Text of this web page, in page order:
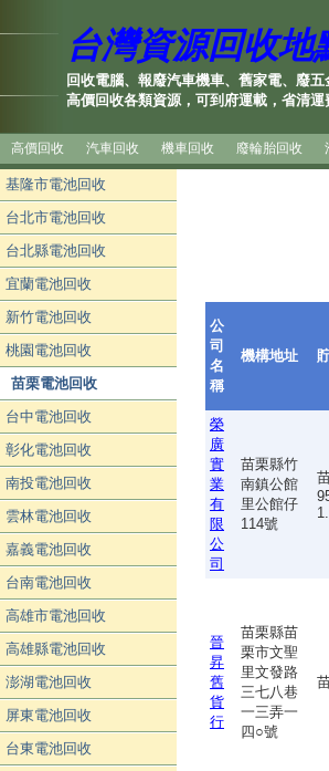
台灣資源回收地
回收電腦、報廢汽車機車、舊家電、廢
高價回收各類資源，可到府運載，省清
高價回收 汽車回收 機車回收 廢輪胎回收
基隆市電池回收
台北市電池回收
台北縣電池回收
宜蘭電池回收
新竹電池回收
桃園電池回收
苗栗電池回收
台中電池回收
彰化電池回收
南投電池回收
雲林電池回收
嘉義電池回收
台南電池回收
高雄市電池回收
高雄縣電池回收
澎湖電池回收
屏東電池回收
台東電池回收
公
司
名
稱
機構地址
榮
廣
實
業
有
限
公
司
苗栗縣竹
南鎮公館
里公館仔
114號
晉
昇
舊
貨
行
苗栗縣苗
栗市文聖
里文發路
三七八巷
一三弄一
四○號